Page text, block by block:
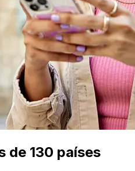
de 130 países